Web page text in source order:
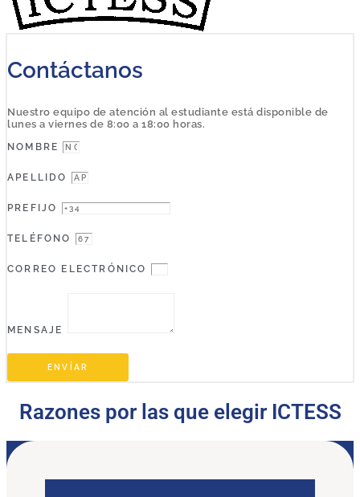
Contáctanos
Nuestro equipo de atención al estudiante está disponible de
lunes a viernes de 8:00 a 18:00 horas.
NOMBRE
APELLIDO
PREFIJO
TELÉFONO
CORREO ELECTRÓNICO
MENSAJE
ENVÍAR
Razones por las que elegir ICTESS